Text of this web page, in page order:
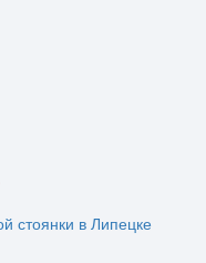
стоянки в Липецке